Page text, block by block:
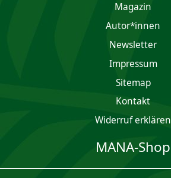
Magazin
Autor*innen
Newsletter
Impres­sum
Sitemap
Kontakt
Widerruf erklären
MANA-Shop